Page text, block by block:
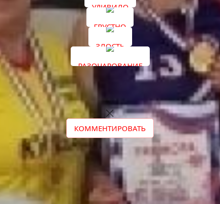
УДИВИЛО
ГРУСТНО
ЗЛОСТЬ
РАЗОЧАРОВАНИЕ
КОММЕНТИРОВАТЬ
AD3-UNDER-TEXT-MOB